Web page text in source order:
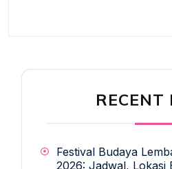
RECENT
Festival Budaya
2026: Jadwal, Lokasi